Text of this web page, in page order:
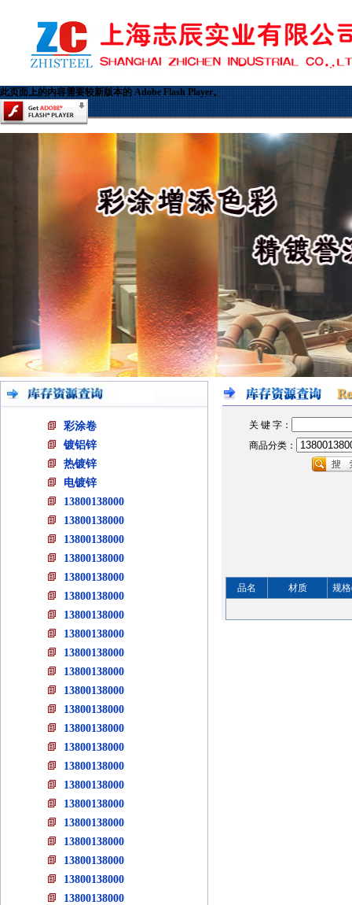
此页面上的内容需要较新版本的 Adobe Flash Player。
彩涂卷
镀铝锌
热镀锌
电镀锌
13800138000
13800138000
13800138000
13800138000
13800138000
13800138000
13800138000
13800138000
13800138000
13800138000
13800138000
13800138000
13800138000
13800138000
13800138000
13800138000
13800138000
13800138000
13800138000
13800138000
13800138000
13800138000
关 键 字：
商品分类：
品名 材质 规